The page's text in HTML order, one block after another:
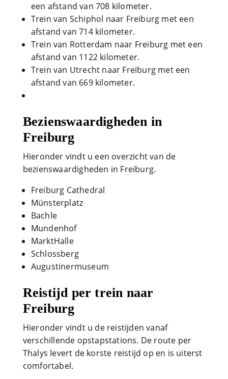
een afstand van 708 kilometer.
Trein van Schiphol naar Freiburg met een
afstand van 714 kilometer.
Trein van Rotterdam naar Freiburg met een
afstand van 1122 kilometer.
Trein van Utrecht naar Freiburg met een
afstand van 669 kilometer.
Bezienswaardigheden in
Freiburg
Hieronder vindt u een overzicht van de
bezienswaardigheden in Freiburg.
Freiburg Cathedral
Münsterplatz
Bachle
Mundenhof
MarktHalle
Schlossberg
Augustinermuseum
Reistijd per trein naar
Freiburg
Hieronder vindt u de reistijden vanaf
verschillende opstapstations. De route per
Thalys levert de korste reistijd op en is uiterst
comfortabel.